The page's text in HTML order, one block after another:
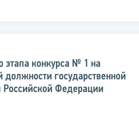
этапа конкурса № 1 на
государственной
Федерации